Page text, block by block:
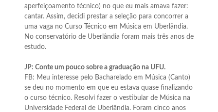
aperfeiçoamento técnico) no que eu mais amava fazer:
cantar. Assim, decidi prestar a seleção para concorrer a
uma vaga no Curso Técnico em Música em Uberlândia.
No conservatório de Uberlândia foram mais três anos de
estudo.
JP: Conte um pouco sobre a graduação na UFU.
FB: Meu interesse pelo Bacharelado em Música (Canto)
se deu no momento em que eu estava quase finalizando
o curso técnico. Resolvi fazer o vestibular de Música na
Universidade Federal de Uberlândia. Foram cinco anos